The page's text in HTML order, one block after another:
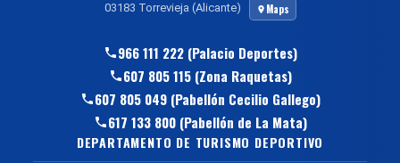
03183 Torrevieja (Alicante) Maps
966 111 222 (Palacio Deportes)
607 805 115 (Zona Raquetas)
607 805 049 (Pabellón Cecilio Gallego)
617 133 800 (Pabellón de La Mata)
DEPARTAMENTO DE TURISMO DEPORTIVO